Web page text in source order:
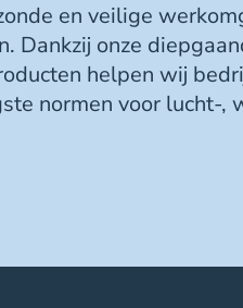
en veilige
Dankzij onze
helpen wij
normen voor lucht-